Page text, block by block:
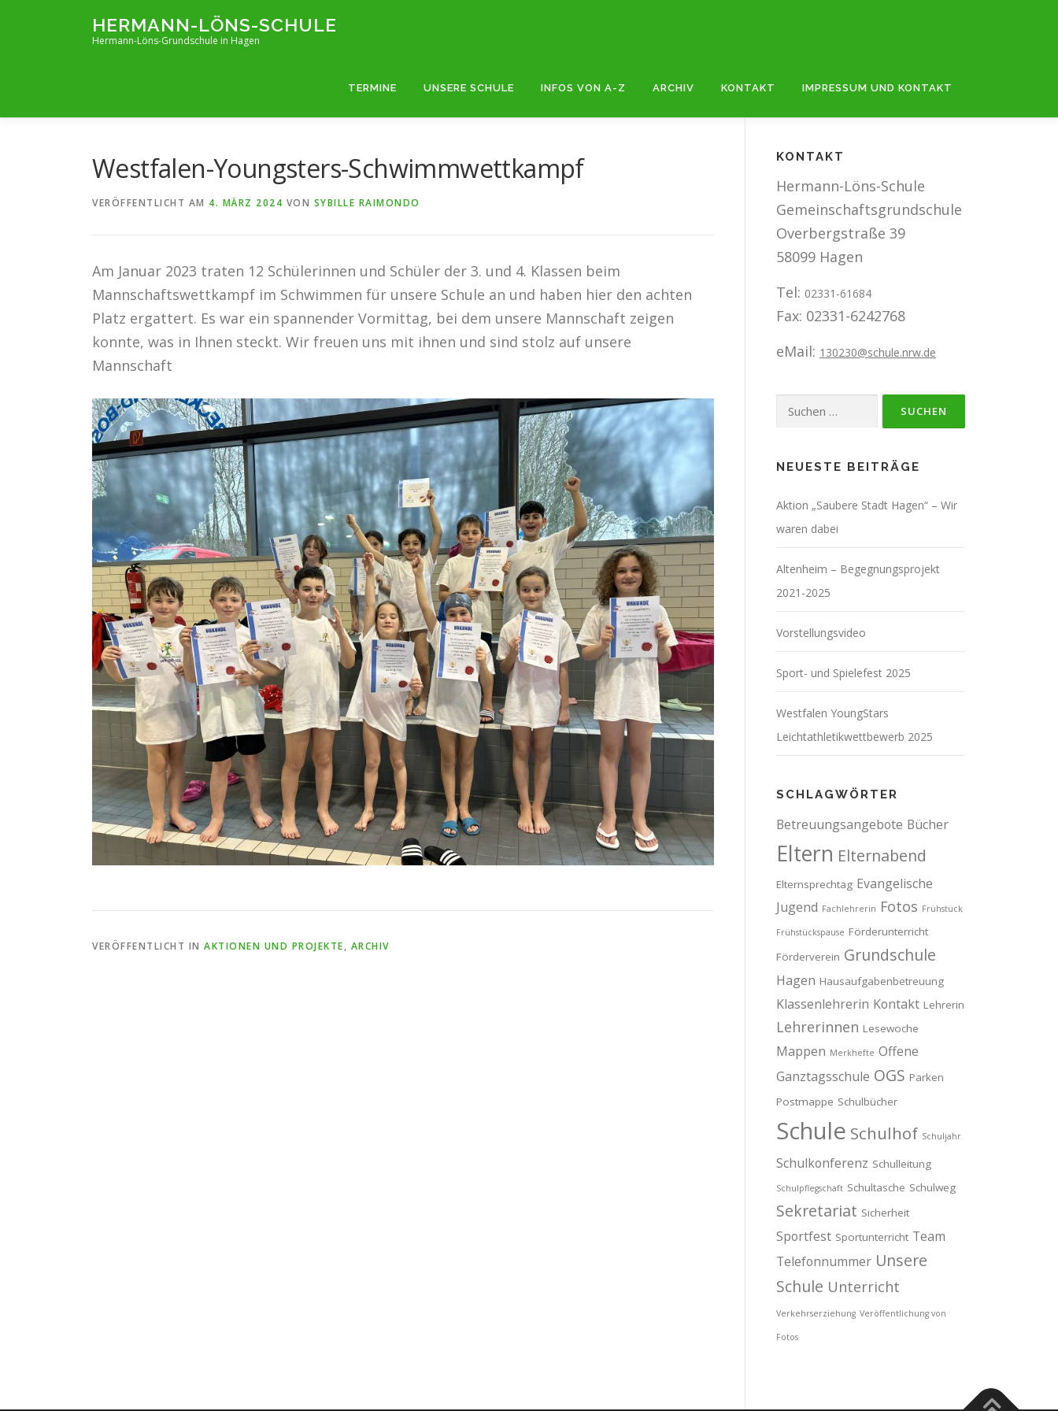
HERMANN-LÖNS-SCHULE
Hermann-Löns-Grundschule in Hagen
TERMINE UNSERE SCHULE INFOS VON A-Z ARCHIV KONTAKT IMPRESSUM UND KONTAKT
Westfalen-Youngsters-Schwimmwettkampf
VERÖFFENTLICHT AM 4. MÄRZ 2024 VON SYBILLE RAIMONDO
Am Januar 2023 traten 12 Schülerinnen und Schüler der 3. und 4. Klassen beim
Mannschaftswettkampf im Schwimmen für unsere Schule an und haben hier den achten
Platz ergattert. Es war ein spannender Vormittag, bei dem unsere Mannschaft zeigen
konnte, was in Ihnen steckt. Wir freuen uns mit ihnen und sind stolz auf unsere
Mannschaft
VERÖFFENTLICHT IN AKTIONEN UND PROJEKTE, ARCHIV
KONTAKT
Hermann-Löns-Schule
Gemeinschaftsgrundschule
Overbergstraße 39
58099 Hagen
Tel: 02331-61684
Fax: 02331-6242768
eMail: 130230@schule.nrw.de
Suchen
NEUESTE BEITRÄGE
Aktion „Saubere Stadt Hagen“ – Wir
waren dabei
Altenheim – Begegnungsprojekt
2021-2025
Vorstellungsvideo
Sport- und Spielefest 2025
Westfalen YoungStars
Leichtathletikwettbewerb 2025
SCHLAGWÖRTER
Betreuungsangebote Bücher
Eltern Elternabend
Elternsprechtag Evangelische
Jugend Fachlehrerin Fotos Frühstück
Frühstückspause Förderunterricht
Förderverein Grundschule
Hagen Hausaufgabenbetreuung
Klassenlehrerin Kontakt Lehrerin
Lehrerinnen Lesewoche
Mappen Merkhefte Offene
Ganztagsschule OGS Parken
Postmappe Schulbücher
Schule Schulhof Schuljahr
Schulkonferenz Schulleitung
Schulpflegschaft Schultasche Schulweg
Sekretariat Sicherheit
Sportfest Sportunterricht Team
Telefonnummer Unsere
Schule Unterricht
Verkehrserziehung Veröffentlichung von
Fotos